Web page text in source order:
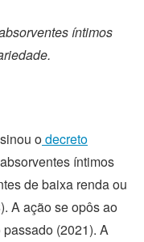
íntimos
odecreto
íntimos
de baixa renda ou
A ação se opôs ao
(2021). A